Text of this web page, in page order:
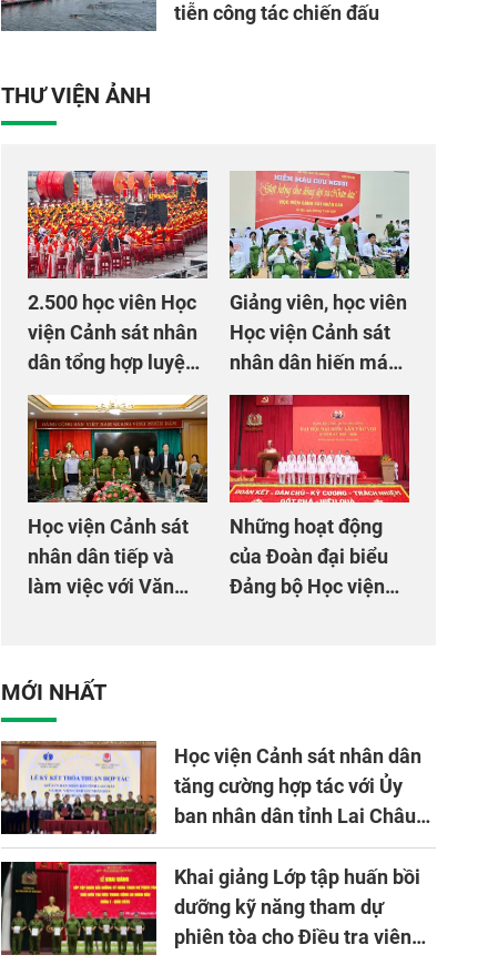
tiễn công tác chiến đấu
THƯ VIỆN ẢNH
2.500 học viên Học
viện Cảnh sát nhân
dân tổng hợp luyện
màn Trống hội chào
mừng Đại hội Đảng
Giảng viên, học viên
Học viện Cảnh sát
nhân dân hiến máu
giúp dân và đồng
đội
Học viện Cảnh sát
nhân dân tiếp và
làm việc với Văn
Bản tại Việt Nam
Những hoạt động
của Đoàn đại biểu
Đảng bộ Học viện
- 2030
MỚI NHẤT
Học viện Cảnh sát nhân dân
tăng cường hợp tác với Ủy
ban nhân dân tỉnh Lai Châu
về ứng dụng khoa học công
nghệ trong lĩnh vực đấu tranh
phòng, chống tội phạm
Khai giảng Lớp tập huấn bồi
dưỡng kỹ năng tham dự
phiên tòa cho Điều tra viên